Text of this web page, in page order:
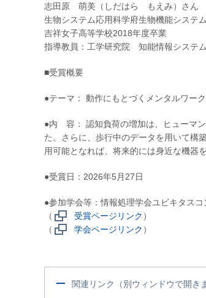
志田原 萌美（しだはら もえみ）さん
生物システム応用科学府生物機能システ
吉祥女子高等学校2018年度卒業
指導教員：工学研究院 知能情報システ
■受賞概要
●テーマ： 動作にもとづくメンタルワー
●内 容： 認知負荷の増加は、ヒューマ
た。さらに、歩行中のデータを用いて構
用可能となれば、将来的には身近な機器
●受賞日：2026年5月27日
●参加学会等：情報処理学会ユビキタス
（
受賞ページリンク ）
（
学会ページリンク ）
関連リンク（別ウィンドウで開き